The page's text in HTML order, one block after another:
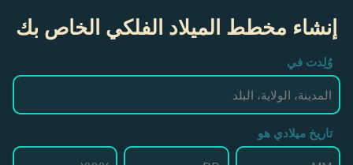
إنشاء مخطط الميلاد الفلكي الخاص بك
وُلِدت في
تاريخ ميلادي هو